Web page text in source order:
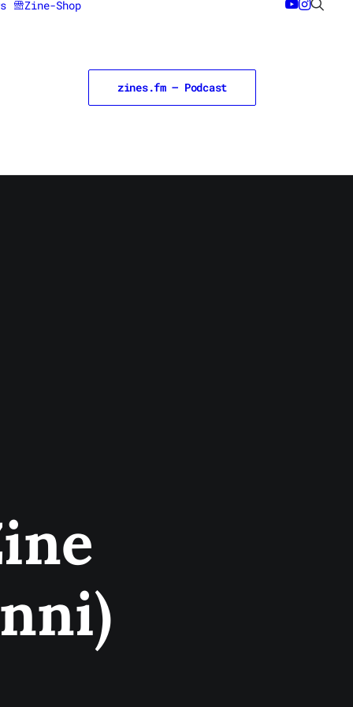
Zine-Shop
zines.fm – Podcast